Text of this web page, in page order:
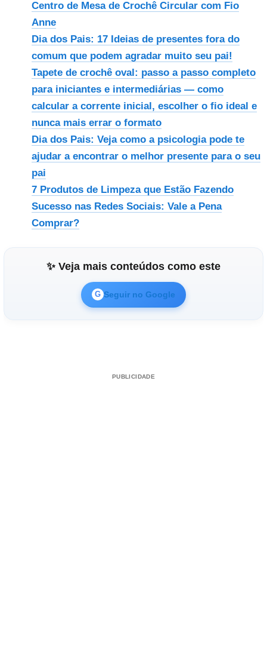
Centro de Mesa de Crochê Circular com Fio
Anne
Dia dos Pais: 17 Ideias de presentes fora do
comum que podem agradar muito seu pai!
Tapete de crochê oval: passo a passo completo
para iniciantes e intermediárias — como
calcular a corrente inicial, escolher o fio ideal e
nunca mais errar o formato
Dia dos Pais: Veja como a psicologia pode te
ajudar a encontrar o melhor presente para o seu
pai
7 Produtos de Limpeza que Estão Fazendo
Sucesso nas Redes Sociais: Vale a Pena
Comprar?
✨ Veja mais conteúdos como este
G Seguir no Google
PUBLICIDADE